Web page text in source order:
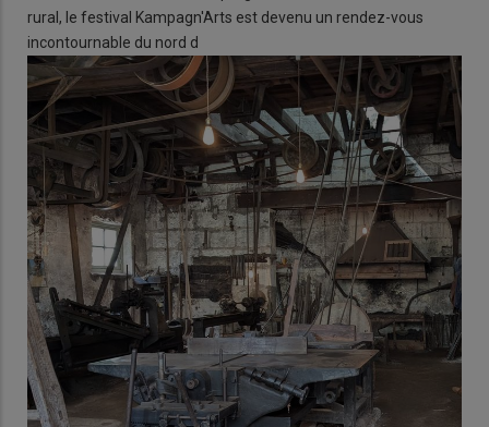
rural, le festival Kampagn'Arts est devenu un rendez-vous
incontournable du nord d